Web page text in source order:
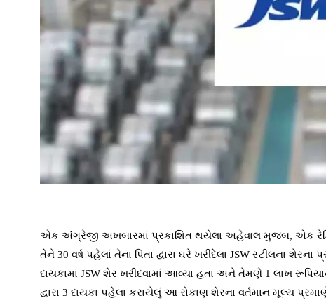
એક અંગ્રેજી અખબારમાં પ્રકાશિત થયેલા અહેવાલ મુજબ, એક
તેને 30 વર્ષ પહેલાં તેના પિતા દ્વારા ઘરે ખરીદેલા JSW સ્ટીલના શેરના
દાયકામાં JSW શેર ખરીદવામાં આવ્યા હતા અને તેમણે 1 લાખ
દ્વારા 3 દાયકા પહેલા કરાયેલું આ રોકાણ શેરના વર્તમાન મૂલ્ય